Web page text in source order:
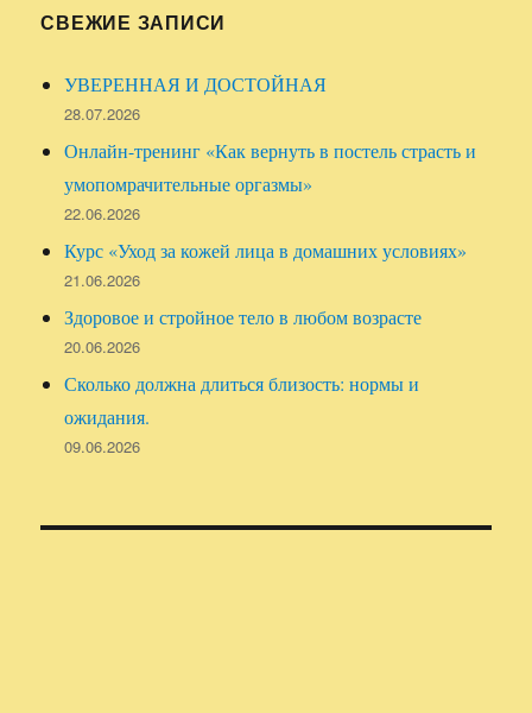
СВЕЖИЕ ЗАПИСИ
УВЕРЕННАЯ И ДОСТОЙНАЯ
28.07.2026
Онлайн-тренинг «Как вернуть в постель страсть и
умопомрачительные оргазмы»
22.06.2026
Курс «Уход за кожей лица в домашних условиях»
21.06.2026
Здоровое и стройное тело в любом возрасте
20.06.2026
Сколько должна длиться близость: нормы и
ожидания.
09.06.2026